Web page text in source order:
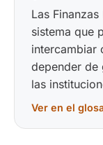
Las
sistema que
intercambiar
depender de
las
Ver en el